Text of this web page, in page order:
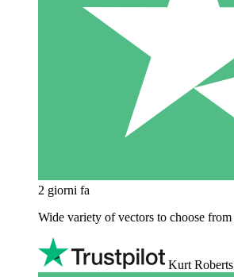
2 giorni fa
Wide variety of vectors to choose from
Kurt Roberts